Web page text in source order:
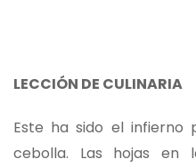
LECCIÓN DE CULINARIA
Este ha sido el infierno
cebolla. Las hojas en